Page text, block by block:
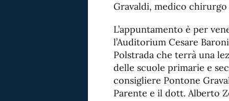
Gravaldi, medico
L’appuntamento è per
l’Auditorium Cesare
Polstrada che terrà una
delle scuole primarie e
consigliere Pontone
Parente e il dott. Alberto